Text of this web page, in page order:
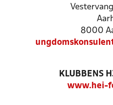
8000
KLUBBENS
www.hei-